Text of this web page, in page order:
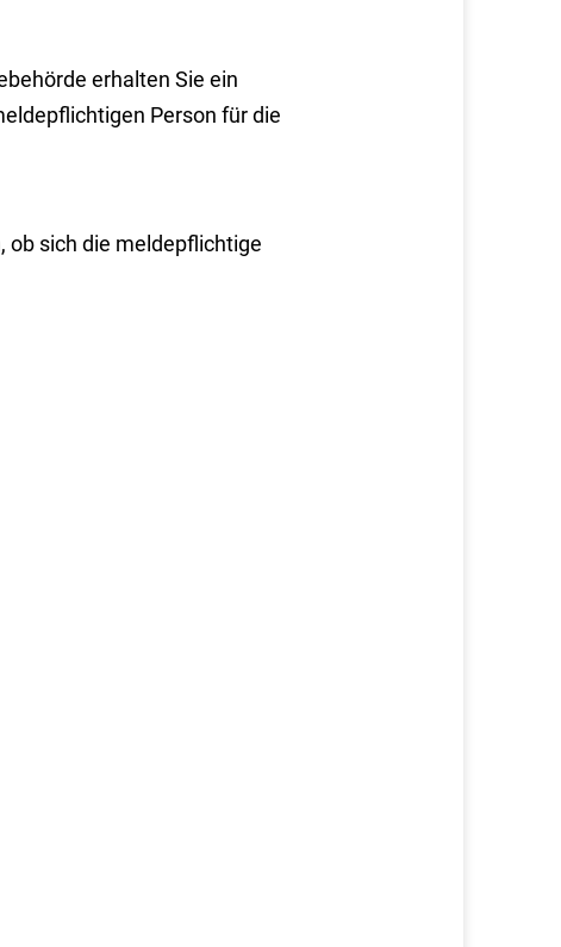
erhalten Sie ein
Person für die
ob sich die meldepflichtige